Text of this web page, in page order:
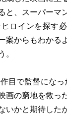
と、スーパーマ
ロインを探す
案からもわかる
目で監督にな
画の窮地を救っ
いかと期待した